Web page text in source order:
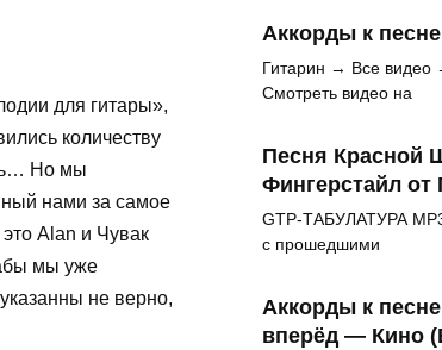
для гитары»,
количеству
Но мы
нами за самое
Alan и Чувак
мы уже
не верно,
Аккорды к
Гитарин → Все
Смотреть видео на
Песня Красной
Фингерстайл от
GTP-ТАБУЛАТУРА
с прошедшими
Аккорды к
вперёд — Кино